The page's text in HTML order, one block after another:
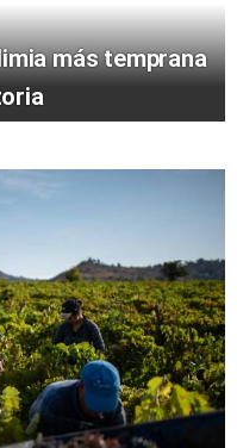
más temprana